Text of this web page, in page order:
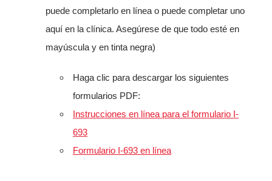
puede completarlo en línea o puede completar uno
aquí en la clínica. Asegúrese de que todo esté en
mayúscula y en tinta negra)
Haga clic para descargar los siguientes
formularios PDF:
Instrucciones en línea para el formulario I-
693
Formulario I-693 en línea